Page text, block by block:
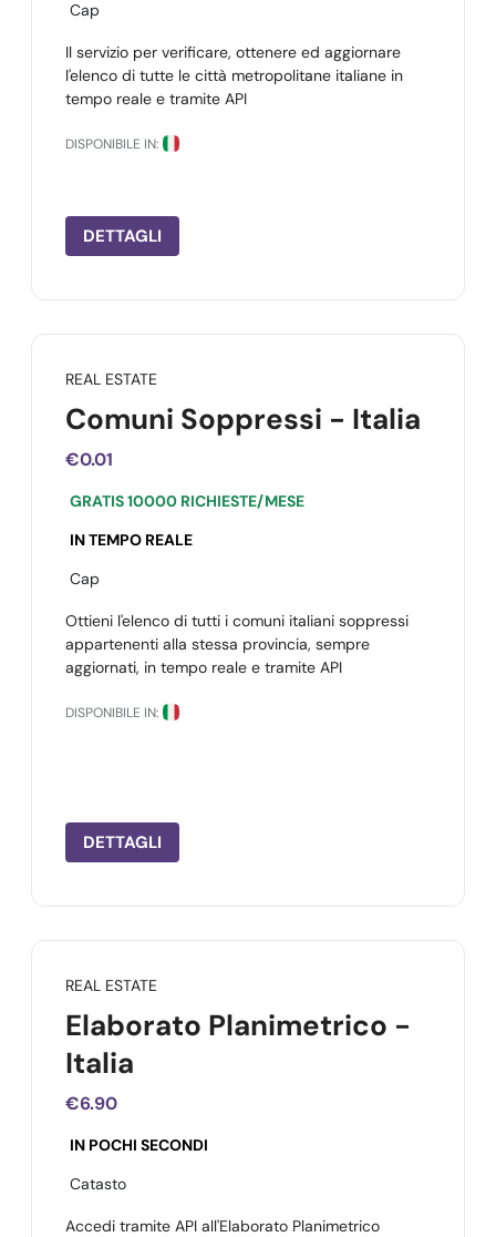
Cap
Il servizio per verificare, ottenere ed aggiornare
l'elenco di tutte le città metropolitane italiane in
tempo reale e tramite API
DISPONIBILE IN:
DETTAGLI
REAL ESTATE
Comuni Soppressi - Italia
€0.01
GRATIS 10000 RICHIESTE/MESE
IN TEMPO REALE
Cap
Ottieni l'elenco di tutti i comuni italiani soppressi
appartenenti alla stessa provincia, sempre
aggiornati, in tempo reale e tramite API
DISPONIBILE IN:
DETTAGLI
REAL ESTATE
Elaborato Planimetrico -
Italia
€6.90
IN POCHI SECONDI
Catasto
Accedi tramite API all'Elaborato Planimetrico